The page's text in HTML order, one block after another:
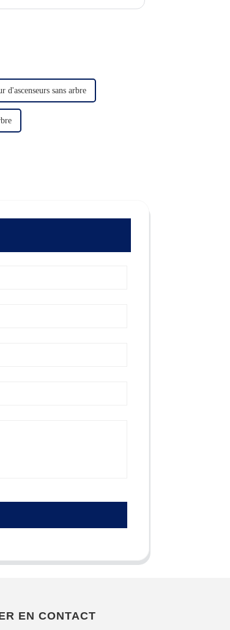
d'ascenseurs sans arbre
EN CONTACT